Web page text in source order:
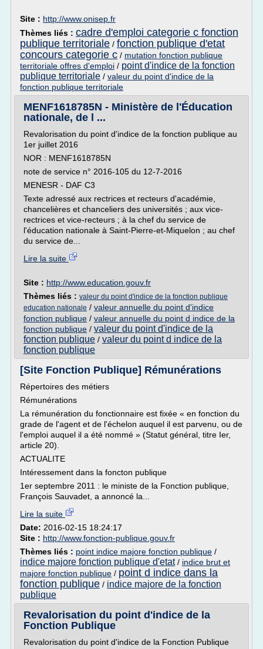
Site : http://www.onisep.fr
Thèmes liés : cadre d'emploi categorie c fonction
publique territoriale / fonction publique d'etat
concours categorie c / mutation fonction publique
territoriale offres d'emploi / point d'indice de la fonction
publique territoriale / valeur du point d'indice de la
fonction publique territoriale
MENF1618785N - Ministère de l'Éducation
nationale, de l ...
Revalorisation du point d'indice de la fonction publique au
1er juillet 2016
NOR : MENF1618785N
note de service n° 2016-105 du 12-7-2016
MENESR - DAF C3
Texte adressé aux rectrices et recteurs d'académie,
chancelières et chanceliers des universités ; aux vice-
rectrices et vice-recteurs ; à la chef du service de
l'éducation nationale à Saint-Pierre-et-Miquelon ; au chef
du service de...
Lire la suite
Site : http://www.education.gouv.fr
Thèmes liés : valeur du point d'indice de la fonction publique
education nationale / valeur annuelle du point d'indice
fonction publique / valeur annuelle du point d indice de la
fonction publique / valeur du point d'indice de la
fonction publique / valeur du point d indice de la
fonction publique
[Site Fonction Publique] Rémunérations
Répertoires des métiers
Rémunérations
La rémunération du fonctionnaire est fixée « en fonction du
grade de l'agent et de l'échelon auquel il est parvenu, ou de
l'emploi auquel il a été nommé » (Statut général, titre Ier,
article 20).
ACTUALITE
Intéressement dans la foncton publique
1er septembre 2011 : le ministe de la Fonction publique,
François Sauvadet, a annoncé la...
Lire la suite
Date: 2016-02-15 18:24:17
Site : http://www.fonction-publique.gouv.fr
Thèmes liés : point indice majore fonction publique /
indice majore fonction publique d'etat/ indice brut et
majore fonction publique / point d indice dans la
fonction publique / indice majore de la fonction
publique
Revalorisation du point d'indice de la
Fonction Publique
Revalorisation du point d'indice de la Fonction Publique